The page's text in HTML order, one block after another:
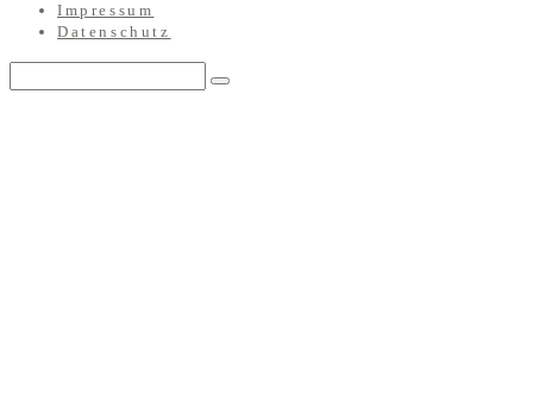
Impressum
Datenschutz